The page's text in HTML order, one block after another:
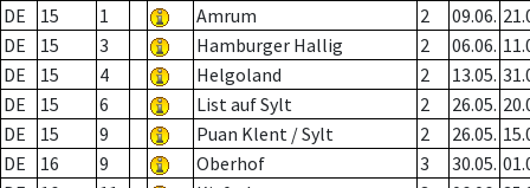
DE
15 1 Amrum 2 09.06.
DE
15 3 Hamburger Hallig 2 06.06.
DE
15 4 Helgoland 2 13.05.
DE
15 6 List auf Sylt 2 26.05.
DE
15 9 Puan Klent / Sylt 2 26.05.
DE
16 9 Oberhof 3 30.05.